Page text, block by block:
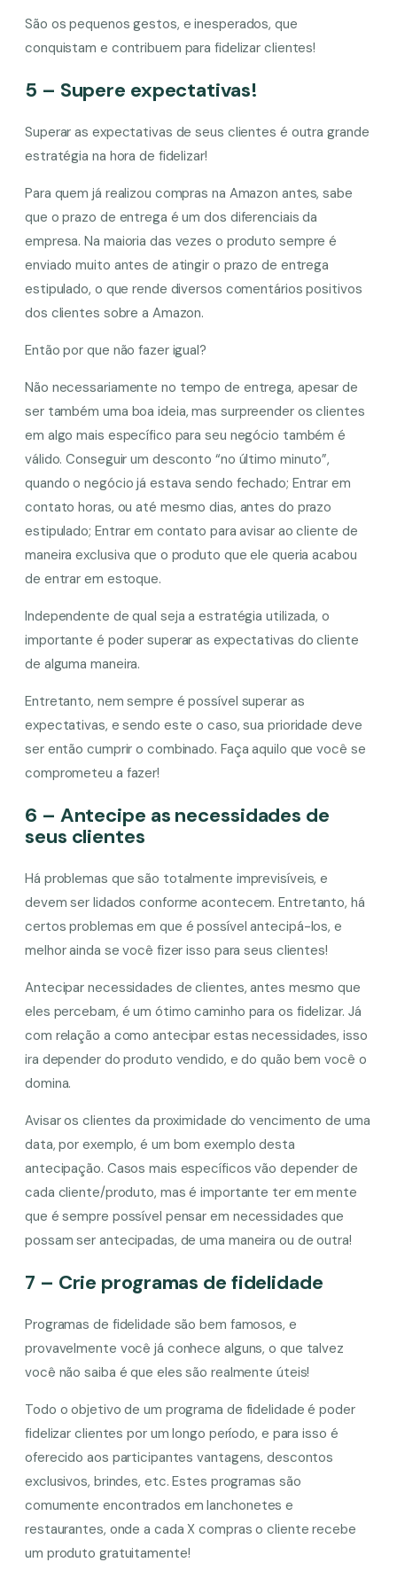
São os pequenos gestos, e inesperados, que
conquistam e contribuem para fidelizar clientes!
5 – Supere expectativas!
Superar as expectativas de seus clientes é outra grande
estratégia na hora de fidelizar!
Para quem já realizou compras na Amazon antes, sabe
que o prazo de entrega é um dos diferenciais da
empresa. Na maioria das vezes o produto sempre é
enviado muito antes de atingir o prazo de entrega
estipulado, o que rende diversos comentários positivos
dos clientes sobre a Amazon.
Então por que não fazer igual?
Não necessariamente no tempo de entrega, apesar de
ser também uma boa ideia, mas surpreender os clientes
em algo mais específico para seu negócio também é
válido. Conseguir um desconto “no último minuto”,
quando o negócio já estava sendo fechado; Entrar em
contato horas, ou até mesmo dias, antes do prazo
estipulado; Entrar em contato para avisar ao cliente de
maneira exclusiva que o produto que ele queria acabou
de entrar em estoque.
Independente de qual seja a estratégia utilizada, o
importante é poder superar as expectativas do cliente
de alguma maneira.
Entretanto, nem sempre é possível superar as
expectativas, e sendo este o caso, sua prioridade deve
ser então cumprir o combinado. Faça aquilo que você se
comprometeu a fazer!
6 – Antecipe as necessidades de
seus clientes
Há problemas que são totalmente imprevisíveis, e
devem ser lidados conforme acontecem. Entretanto, há
certos problemas em que é possível antecipá-los, e
melhor ainda se você fizer isso para seus clientes!
Antecipar necessidades de clientes, antes mesmo que
eles percebam, é um ótimo caminho para os fidelizar. Já
com relação a como antecipar estas necessidades, isso
ira depender do produto vendido, e do quão bem você o
domina.
Avisar os clientes da proximidade do vencimento de uma
data, por exemplo, é um bom exemplo desta
antecipação. Casos mais específicos vão depender de
cada cliente/produto, mas é importante ter em mente
que é sempre possível pensar em necessidades que
possam ser antecipadas, de uma maneira ou de outra!
7 – Crie programas de fidelidade
Programas de fidelidade são bem famosos, e
provavelmente você já conhece alguns, o que talvez
você não saiba é que eles são realmente úteis!
Todo o objetivo de um programa de fidelidade é poder
fidelizar clientes por um longo período, e para isso é
oferecido aos participantes vantagens, descontos
exclusivos, brindes, etc. Estes programas são
comumente encontrados em lanchonetes e
restaurantes, onde a cada X compras o cliente recebe
um produto gratuitamente!